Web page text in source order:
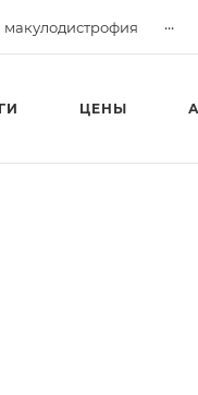
макулодистрофия ...
ЦЕНЫ